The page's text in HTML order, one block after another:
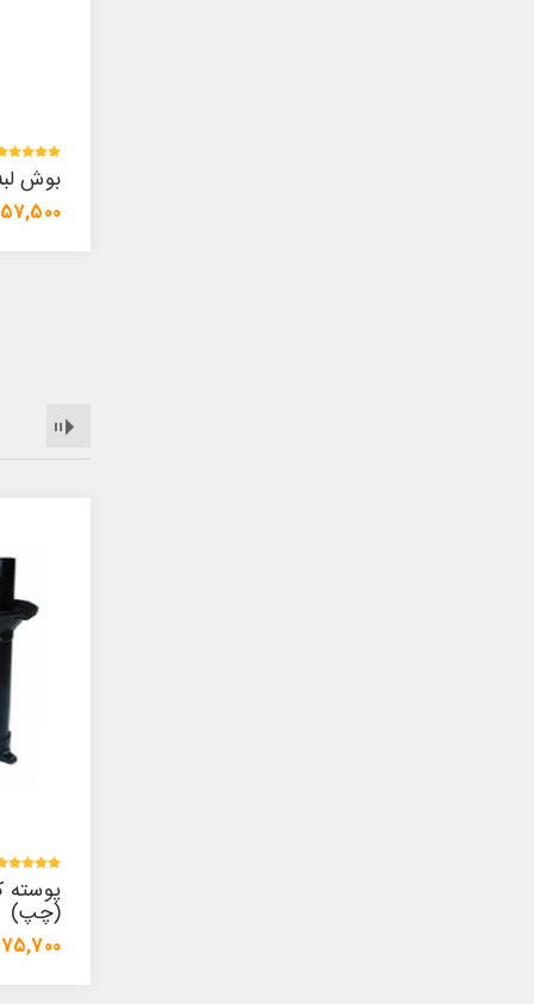
بوش لبه دار
57,500 تومان
(سمت
957,000